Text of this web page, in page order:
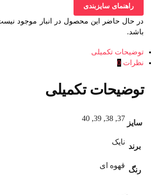
راهنمای سایزبندی
در حال حاضر این محصول در انبار موجود
باشد.
توضیحات تکمیلی
نظرات 0
توضیحات تکمیلی
سایز
37, 38, 39, 40
برند
نایک
رنگ
قهوه ای